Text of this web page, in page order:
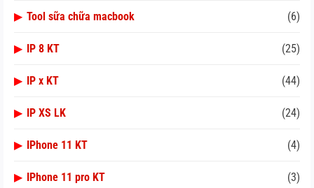
▶ Tool sữa chữa macbook (6)
▶ IP 8 KT (25)
▶ IP x KT (44)
▶ IP XS LK (24)
▶ IPhone 11 KT (4)
▶ IPhone 11 pro KT (3)